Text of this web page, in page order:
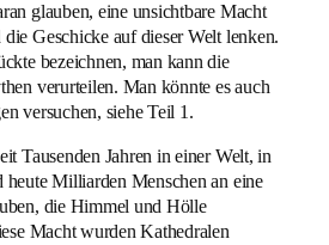
glauben, eine unsichtbare Macht
Geschicke auf dieser Welt lenken.
bezeichnen, man kann die
verurteilen. Man könnte es auch
versuchen, siehe Teil 1.
Tausenden Jahren in einer Welt, in
Milliarden Menschen an eine
die Himmel und Hölle
Macht wurden Kathedralen